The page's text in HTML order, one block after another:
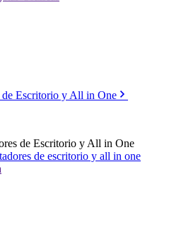
de Escritorio y All in One
de Escritorio y All in One
de escritorio y all in one